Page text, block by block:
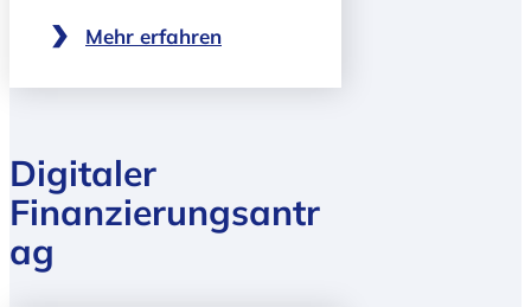
Mehr erfahren
Digitaler
Finanzierungsantr
ag